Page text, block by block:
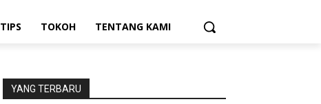
TIPS TOKOH TENTANG KAMI
YANG TERBARU